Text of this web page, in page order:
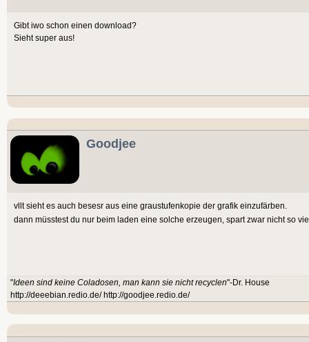
Gibt iwo schon einen download?
Sieht super aus!
Goodjee
vllt sieht es auch besesr aus eine graustufenkopie der grafik einzufärben.
dann müsstest du nur beim laden eine solche erzeugen, spart zwar nicht so
"Ideen sind keine Coladosen, man kann sie nicht recyclen"-Dr. House
http://deeebian.redio.de/ http://goodjee.redio.de/